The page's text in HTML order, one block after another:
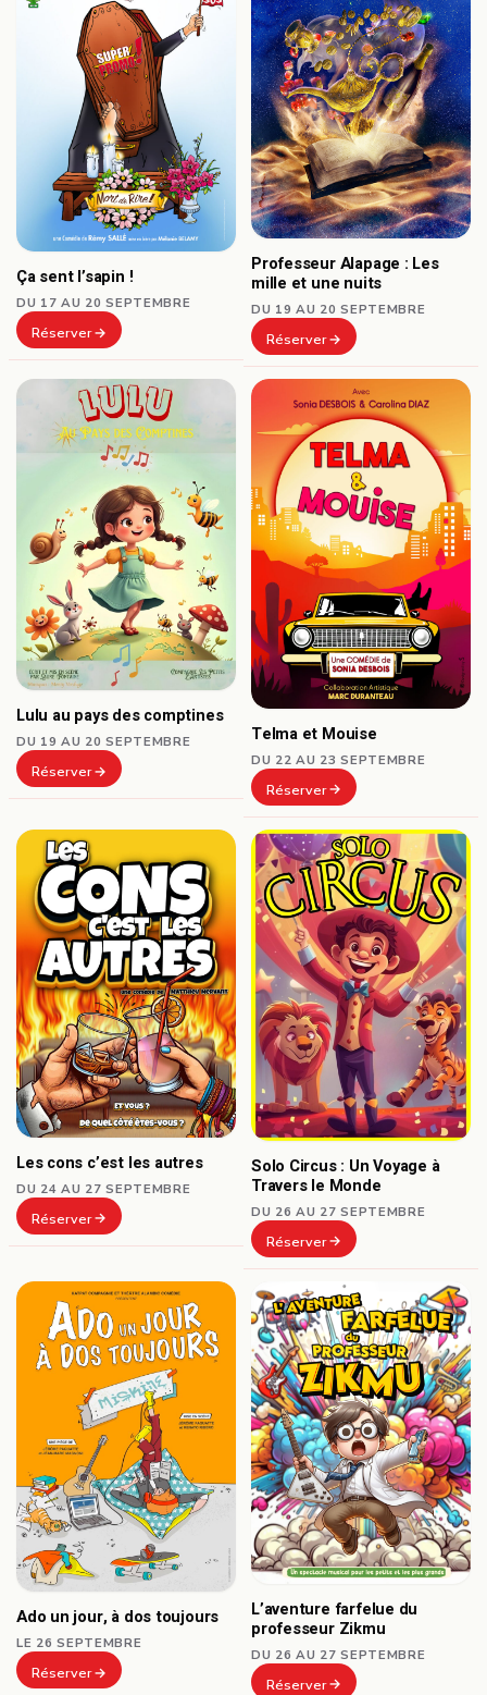
Ça sent l’sapin !
DU 17 AU 20 SEPTEMBRE
Réserver
Professeur Alapage : Les
mille et une nuits
DU 19 AU 20 SEPTEMBRE
Réserver
Lulu au pays des comptines
DU 19 AU 20 SEPTEMBRE
Réserver
Telma et Mouise
DU 22 AU 23 SEPTEMBRE
Réserver
Les cons c’est les autres
DU 24 AU 27 SEPTEMBRE
Réserver
Solo Circus : Un Voyage à
Travers le Monde
DU 26 AU 27 SEPTEMBRE
Réserver
Ado un jour, à dos toujours
LE 26 SEPTEMBRE
Réserver
L’aventure farfelue du
professeur Zikmu
DU 26 AU 27 SEPTEMBRE
Réserver